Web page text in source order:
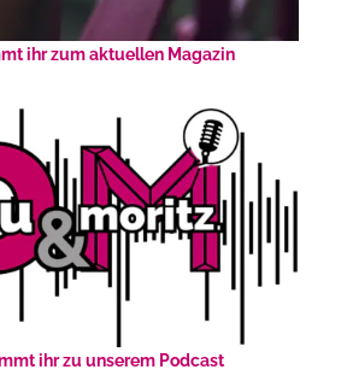
ihr zum aktuellen Magazin
ihr zu unserem Podcast